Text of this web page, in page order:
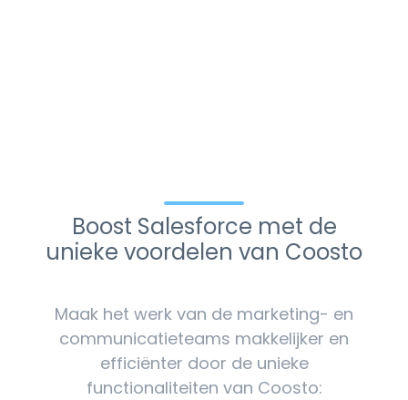
Boost Salesforce met de
unieke voordelen van Coosto
Maak het werk van de marketing- en
communicatieteams makkelijker en
efficiënter door de unieke
functionaliteiten van Coosto: